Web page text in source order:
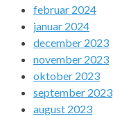
februar 2024
januar 2024
december 2023
november 2023
oktober 2023
september 2023
august 2023